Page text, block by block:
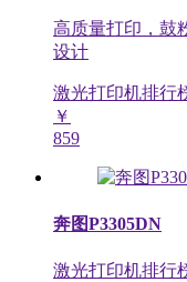
高质量打印，鼓
设计
激光打印机排行
￥
859
奔图P3305DN
激光打印机排行